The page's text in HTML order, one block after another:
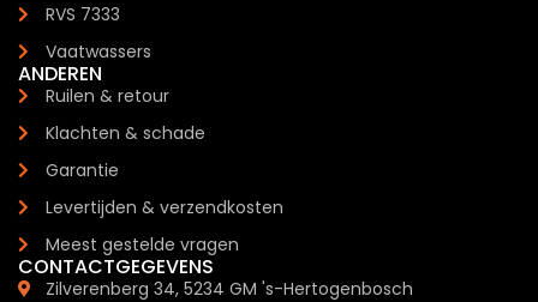
RVS 7333
Vaatwassers
ANDEREN
Ruilen & retour
Klachten & schade
Garantie
Levertijden & verzendkosten
Meest gestelde vragen
CONTACTGEGEVENS
Zilverenberg 34, 5234 GM 's-Hertogenbosch